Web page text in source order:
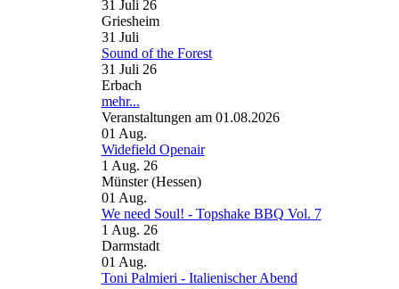
31 Juli 26
Griesheim
31 Juli
Sound of the Forest
31 Juli 26
Erbach
mehr...
Veranstaltungen am 01.08.2026
01 Aug.
Widefield Openair
1 Aug. 26
Münster (Hessen)
01 Aug.
We need Soul! - Topshake BBQ Vol. 7
1 Aug. 26
Darmstadt
01 Aug.
Toni Palmieri - Italienischer Abend